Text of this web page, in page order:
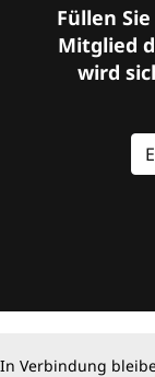
Füllen
Mitglied
wird
In Verbindung